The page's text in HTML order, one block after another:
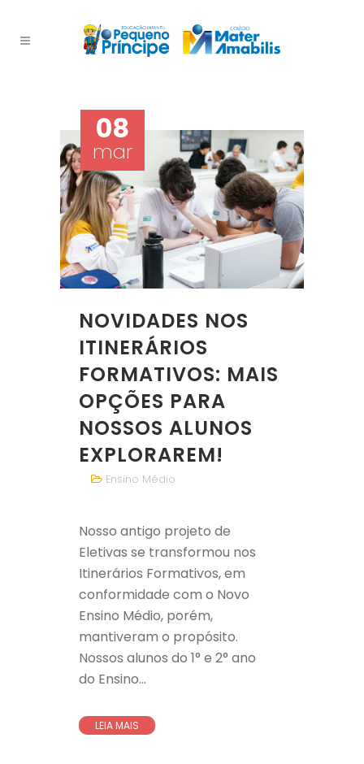
08
mar
NOVIDADES NOS
ITINERÁRIOS
FORMATIVOS: MAIS
OPÇÕES PARA
NOSSOS ALUNOS
EXPLORAREM!
Ensino Médio
Nosso antigo projeto de
Eletivas se transformou nos
Itinerários Formativos, em
conformidade com o Novo
Ensino Médio, porém,
mantiveram o propósito.
Nossos alunos do 1° e 2° ano
do Ensino...
LEIA MAIS